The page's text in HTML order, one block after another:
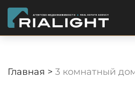
Главная > 3 комнатный